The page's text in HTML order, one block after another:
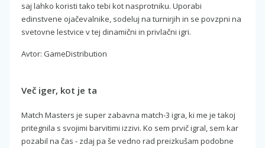
saj lahko koristi tako tebi kot nasprotniku. Uporabi
edinstvene ojačevalnike, sodeluj na turnirjih in se povzpni na
svetovne lestvice v tej dinamični in privlačni igri.
Avtor: GameDistribution
Več iger, kot je ta
Match Masters je super zabavna match-3 igra, ki me je takoj
pritegnila s svojimi barvitimi izzivi. Ko sem prvič igral, sem kar
pozabil na čas - zdaj pa še vedno rad preizkušam podobne